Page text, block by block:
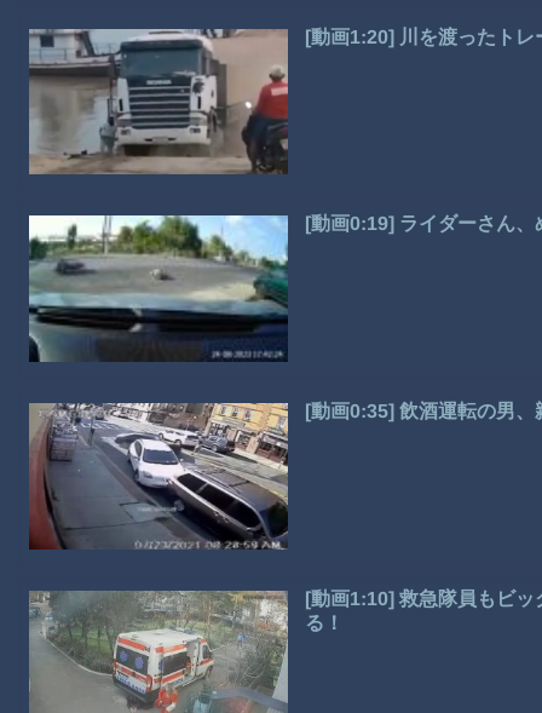
[動画1:20] 川を渡ったト
[動画0:19] ライダーさん、
[動画0:35] 飲酒運転の男
[動画1:10] 救急隊員もビ
る！